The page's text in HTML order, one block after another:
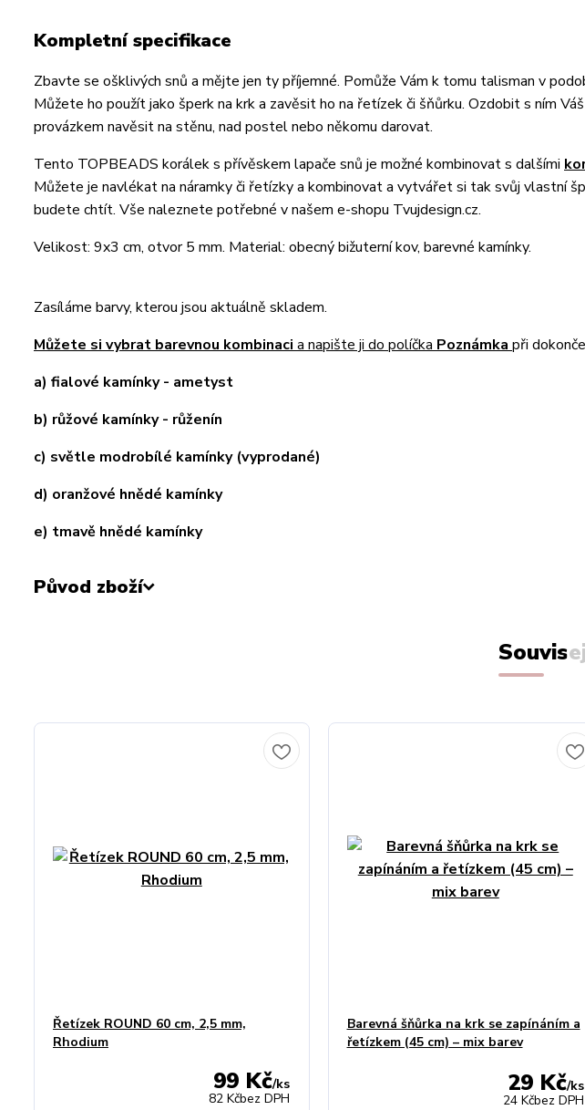
Kompletní specifikace
Zbavte se ošklivých snů a mějte jen ty příjemné. Pomůže Vám k tomu talisman v
Můžete ho použít jako šperk na krk a zavěsit ho na řetízek či šňůrku. Ozdobit s ním
provázkem navěsit na stěnu, nad postel nebo někomu darovat.
Tento TOPBEADS korálek s přívěskem lapače snů je možné kombinovat s dalšími
Můžete je navlékat na náramky či řetízky a kombinovat a vytvářet si tak svůj vlastní
budete chtít. Vše naleznete potřebné v našem e-shopu Tvujdesign.cz.
Velikost: 9x3 cm, otvor 5 mm. Material: obecný bižuterní kov, barevné kamínky.
Zasíláme barvy, kterou jsou aktuálně skladem.
Můžete si vybrat barevnou kombinaci a napište ji do políčka Poznámka při
a) fialové kamínky - ametyst
b) růžové kamínky - růženín
c) světle modrobílé kamínky (vyprodané)
d) oranžové hnědé kamínky
e) tmavě hnědé kamínky
Původ zboží
Řetízek ROUND 60 cm, 2,5 mm,
Rhodium
99 Kč/ks
82 Kčbez DPH
Barevná šňůrka na krk se zapínáním a
řetízkem (45 cm) – mix barev
29 Kč/ks
24 Kčbez DPH